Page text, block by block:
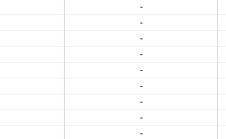
-
-
-
-
-
-
-
-
-